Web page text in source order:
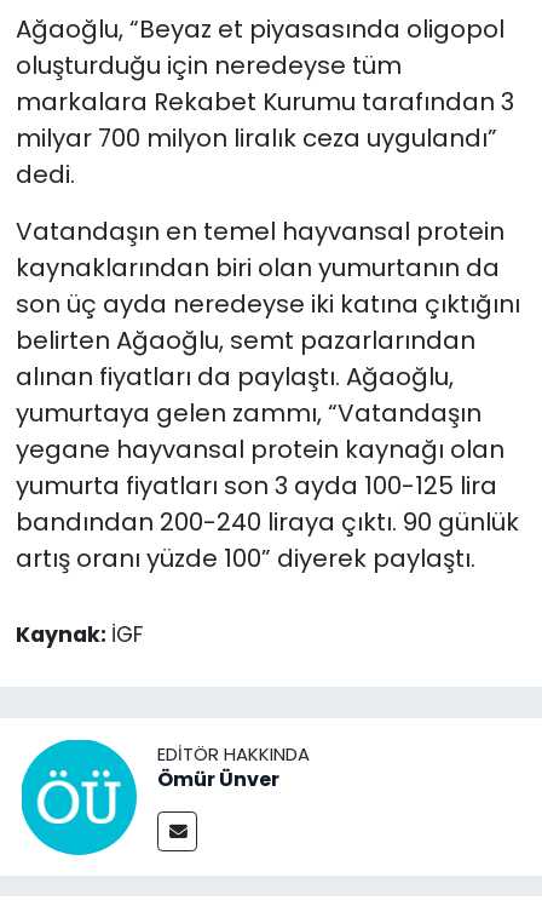
Ağaoğlu, “Beyaz et piyasasında oligopol
oluşturduğu için neredeyse tüm
markalara Rekabet Kurumu tarafından 3
milyar 700 milyon liralık ceza uygulandı”
dedi.
Vatandaşın en temel hayvansal protein
kaynaklarından biri olan yumurtanın da
son üç ayda neredeyse iki katına çıktığını
belirten Ağaoğlu, semt pazarlarından
alınan fiyatları da paylaştı. Ağaoğlu,
yumurtaya gelen zammı, “Vatandaşın
yegane hayvansal protein kaynağı olan
yumurta fiyatları son 3 ayda 100-125 lira
bandından 200-240 liraya çıktı. 90 günlük
artış oranı yüzde 100” diyerek paylaştı.
Kaynak: İGF
EDITÖR HAKKINDA
Ömür Ünver